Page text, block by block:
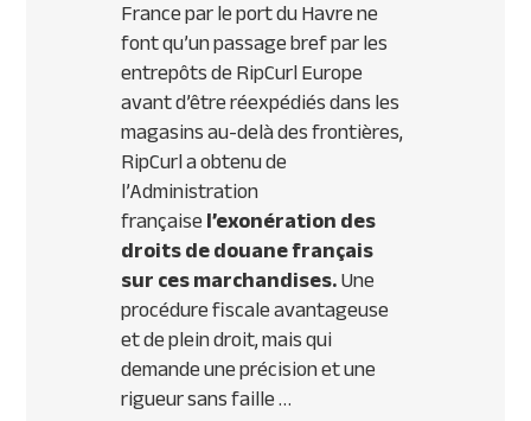
France par le port du Havre ne
font qu’un passage bref par les
entrepôts de RipCurl Europe
avant d’être réexpédiés dans les
magasins au-delà des frontières,
RipCurl a obtenu de
l’Administration
françaisel’exonération des
droits de douane français
sur ces marchandises.Une
procédure fiscale avantageuse
et de plein droit, mais qui
demande une précision et une
rigueur sans faille …